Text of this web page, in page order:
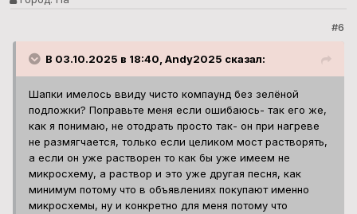
#6
В 03.10.2025 в 18:40, Andy2025 сказал:
Шапки имелось ввиду чисто компаунд без зелёной
подложки? Поправьте меня если ошибаюсь- так его же,
как я понимаю, не отодрать просто так- он при нагреве
не размягчается, только если целиком мост растворять,
а если он уже растворен то как бы уже имеем не
микросхему, а раствор и это уже другая песня, как
минимум потому что в объявлениях покупают именно
микросхемы, ну и конкретно для меня потому что